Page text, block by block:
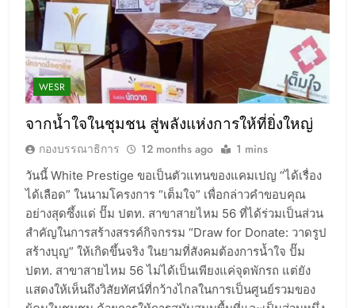
WESR
จากน้ำใจในชุมชน สู่พลังแห่งการให้ที่ยิ่งใหญ่
กองบรรณาธิการ 12 months ago 1 mins
วันนี้ White Prestige ขอเป็นตัวแทนของแคมเปญ “ได้เรื่อง
ได้เลือด” ในนามโครงการ “เต็มใจ” เพื่อกล่าวคำขอบคุณ
อย่างสุดซึ้งแด่ ปั๊ม ปตท. สาขาสายไหม 56 ที่ได้ร่วมเป็นส่วน
สำคัญในการสร้างสรรค์กิจกรรม “Draw for Donate: วาดรูป
สร้างบุญ” ให้เกิดขึ้นจริง ในยามที่สังคมต้องการน้ำใจ ปั๊ม
ปตท. สาขาสายไหม 56 ไม่ได้เป็นเพียงแค่จุดพักรถ แต่ยัง
แสดงให้เห็นถึงวิสัยทัศน์ที่กว้างไกลในการเป็นศูนย์รวมของ